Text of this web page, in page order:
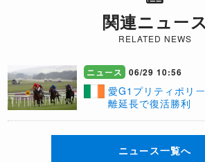
関連ニュース
RELATED NEWS
ニュース 06/29 10:56
愛G1プリティポリ
離延長で復活勝利
ニュース一覧へ